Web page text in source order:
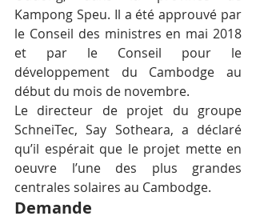
Kampong Speu. Il a été approuvé par
le Conseil des ministres en mai 2018
et par le Conseil pour le
développement du Cambodge au
début du mois de novembre.
Le directeur de projet du groupe
SchneiTec, Say Sotheara, a déclaré
qu’il espérait que le projet mette en
oeuvre l’une des plus grandes
centrales solaires au Cambodge.
Demande